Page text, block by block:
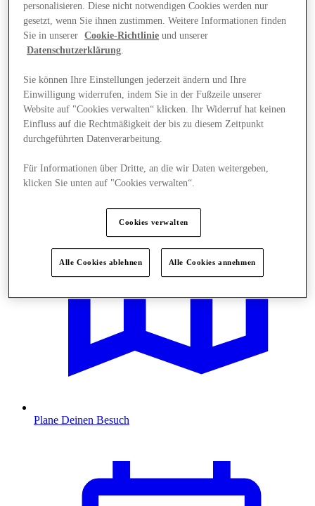
Angebote
Plane Deinen Besuch
personalisieren. Diese nicht notwendigen Cookies werden nur
gesetzt, wenn Sie ihnen zustimmen. Weitere Informationen finden
Sie in unserer
Cookie-Richtlinie und unserer
Datenschutzerklärung.
Sie können Ihre Einstellungen jederzeit ändern und Ihre
Einwilligung widerrufen, indem Sie in der Fußzeile unserer
Website auf "Cookies verwalten“ klicken. Ihr Widerruf hat keinen
Einfluss auf die Rechtmäßigkeit der bis zu diesem Zeitpunkt
durchgeführten Datenverarbeitung.
Für Informationen über Dritte, an die wir Daten weitergeben,
klicken Sie unten auf "Cookies verwalten“.
Cookies verwalten
Alle Cookies ablehnen Alle Cookies annehmen